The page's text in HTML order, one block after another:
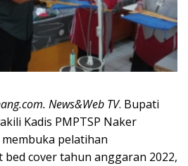
News&Web TV. Bupati
Kadis PMPTSP Naker
pelatihan
cover tahun anggaran 2022,